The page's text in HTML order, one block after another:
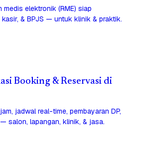
medis elektronik (RME) siap
kasir, & BPJS — untuk klinik & praktik.
Booking & Reservasi di
jadwal real-time, pembayaran DP,
salon, lapangan, klinik, & jasa.